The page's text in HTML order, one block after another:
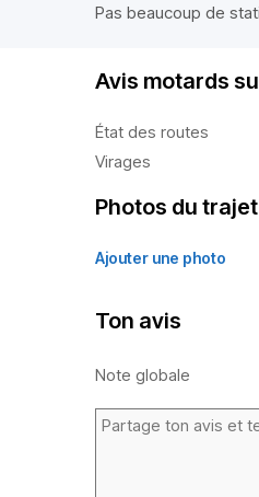
Pas beaucoup de
Avis motards
État des routes
Virages
Photos du
Ajouter une photo
Ton avis
Note globale